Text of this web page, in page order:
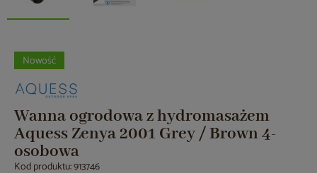
Nowość
Wanna ogrodowa z hydromasażem
Aquess Zenya 2001 Grey / Brown 4-
osobowa
Kod produktu: 913746